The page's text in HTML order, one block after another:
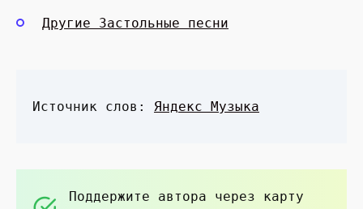
Другие Застольные песни
Источник слов: Яндекс Музыка
Поддержите автора через карту